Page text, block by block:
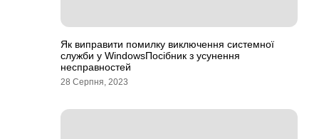
Як виправити помилку виключення системної
служби у WindowsПосібник з усунення
несправностей
28 Серпня, 2023